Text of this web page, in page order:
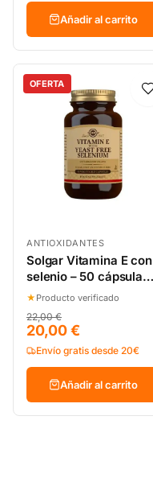
Añadir al carrito
OFERTA
ANTIOXIDANTES
Solgar Vitamina E con
selenio – 50 cápsulas
vegetales
★ Producto verificado
22,00 €
20,00 €
Envío gratis desde 20€
Añadir al carrito